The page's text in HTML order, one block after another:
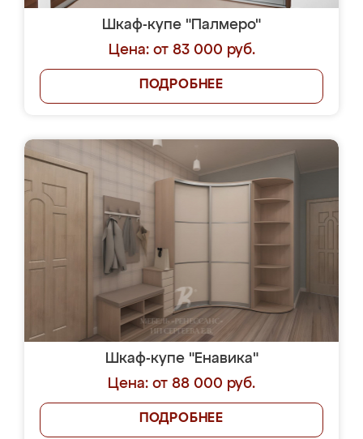
Шкаф-купе "Палмеро"
Цена: от 83 000 руб.
ПОДРОБНЕЕ
Шкаф-купе "Енавика"
Цена: от 88 000 руб.
ПОДРОБНЕЕ